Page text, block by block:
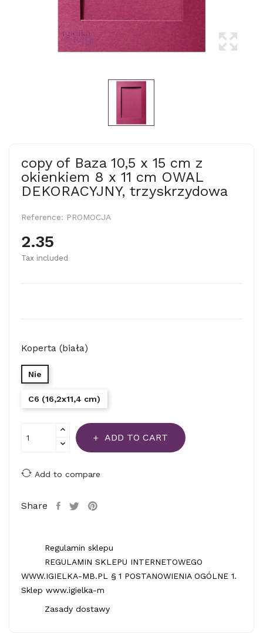
copy of Baza 10,5 x 15 cm z
okienkiem 8 x 11 cm OWAL
DEKORACYJNY, trzyskrzydowa
Reference: PROMOCJA
2.35
Tax included
Koperta (biała)
Nie
C6 (16,2x11,4 cm)
ADD TO CART
Add to compare
Share
Regulamin sklepu
REGULAMIN SKLEPU INTERNETOWEGO
WWW.IGIELKA-MB.PL § 1 POSTANOWIENIA OGÓLNE 1.
Sklep www.igielka-m
Zasady dostawy